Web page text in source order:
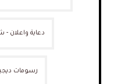
دعاية واعلان -
رسومات